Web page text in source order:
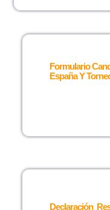
Formulario
España Y
Declaración